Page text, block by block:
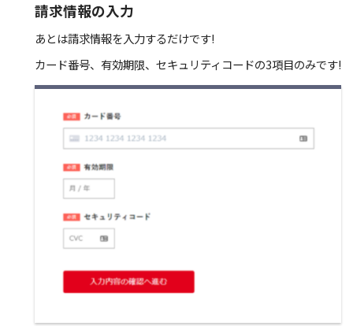
請求情報の入力
あとは請求情報を入力するだけです!
カード番号、有効期限、セキュリティコードの3項目のみです!